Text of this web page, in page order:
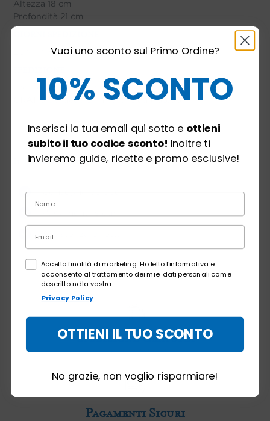
Altezza 18 cm
Profondità 21 cm
LUN - MAR - MER - GIO - VEN
Prezzo spedizione a
€ 7,90
GRATISper acquisti a partire da€ 59,00
Il Nostro Servizio
Consegna veloce
Assistenza diretta
Spedizione Gratuita
Spedizione gratuita in Italia
Pagamenti Sicuri
Vuoi uno sconto sul Primo Ordine?
10% SCONTO
Inserisci la tua email qui sotto e ottieni
subito il tuo codice sconto! Inoltre ti
invieremo guide, ricette e promo esclusive!
ACCETTA
Accetto finalità di marketing. Ho letto l'informativa e
acconsento al trattamento dei miei dati personali come
descritto nella vostra
Privacy Policy
OTTIENI IL TUO SCONTO
No grazie, non voglio risparmiare!